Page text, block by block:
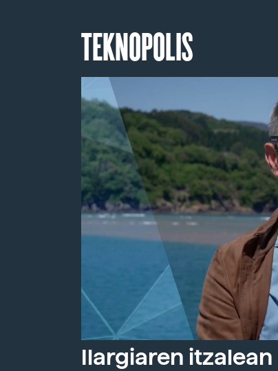
TEKNOPOLIS
Ilargiaren itzalean